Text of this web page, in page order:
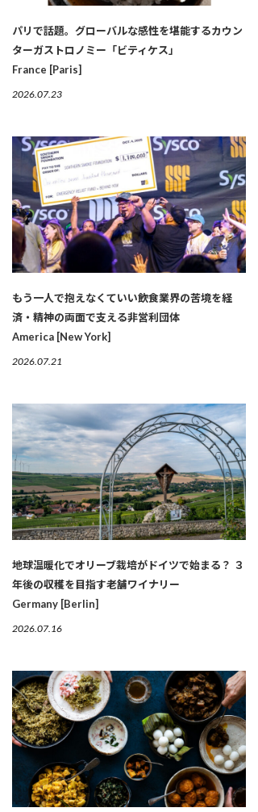
パリで話題。グローバルな感性を堪能するカウン
ターガストロノミー「ビティケス」
France [Paris]
2026.07.23
もう一人で抱えなくていい――飲食業界の苦境を経
済・精神の両面で支える非営利団体
America [New York]
2026.07.21
地球温暖化でオリーブ栽培がドイツで始まる？ ３
年後の収穫を目指す老舗ワイナリー
Germany [Berlin]
2026.07.16